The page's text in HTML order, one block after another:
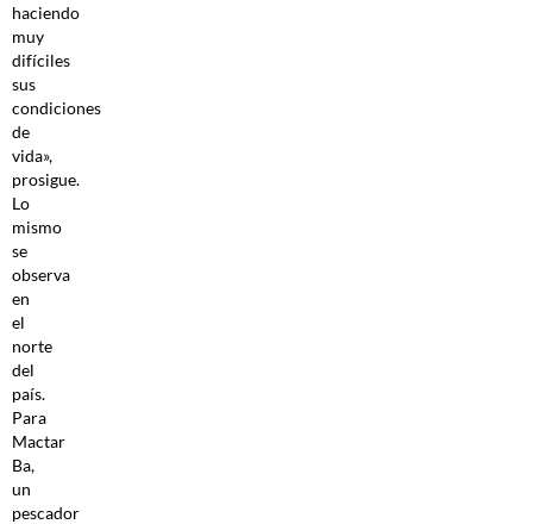
haciendo
muy
difíciles
sus
condiciones
de
vida»,
prosigue.
Lo
mismo
se
observa
en
el
norte
del
país.
Para
Mactar
Ba,
un
pescador